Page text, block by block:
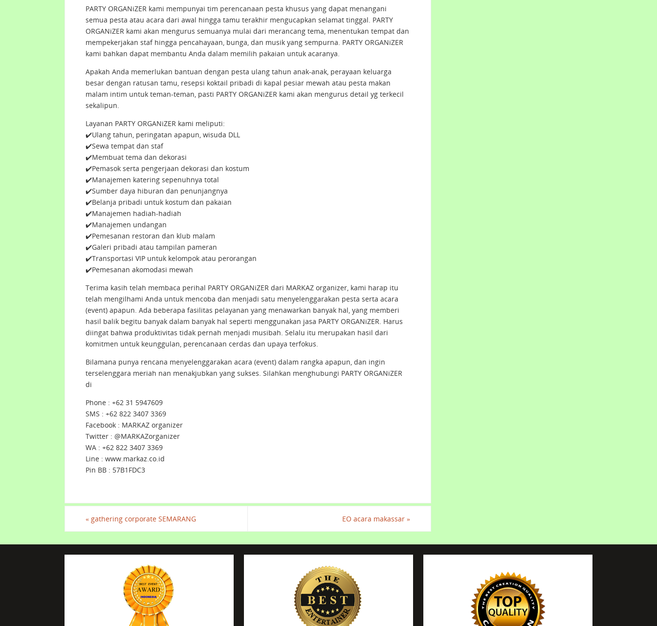
PARTY ORGANiZER kami mempunyai tim perencanaan pesta khusus yang dapat menangani
semua pesta atau acara dari awal hingga tamu terakhir mengucapkan selamat tinggal. PARTY
ORGANiZER kami akan mengurus semuanya mulai dari merancang tema, menentukan tempat dan
mempekerjakan staf hingga pencahayaan, bunga, dan musik yang sempurna. PARTY ORGANiZER
kami bahkan dapat membantu Anda dalam memilih pakaian untuk acaranya.
Apakah Anda memerlukan bantuan dengan pesta ulang tahun anak-anak, perayaan keluarga
besar dengan ratusan tamu, resepsi koktail pribadi di kapal pesiar mewah atau pesta makan
malam intim untuk teman-teman, pasti PARTY ORGANiZER kami akan mengurus detail yg terkecil
sekalipun.
Layanan PARTY ORGANiZER kami meliputi:
✔️Ulang tahun, peringatan apapun, wisuda DLL
✔️Sewa tempat dan staf
✔️Membuat tema dan dekorasi
✔️Pemasok serta pengerjaan dekorasi dan kostum
✔️Manajemen katering sepenuhnya total
✔️Sumber daya hiburan dan penunjangnya
✔️Belanja pribadi untuk kostum dan pakaian
✔️Manajemen hadiah-hadiah
✔️Manajemen undangan
✔️Pemesanan restoran dan klub malam
✔️Galeri pribadi atau tampilan pameran
✔️Transportasi VIP untuk kelompok atau perorangan
✔️Pemesanan akomodasi mewah
Terima kasih telah membaca perihal PARTY ORGANiZER dari MARKAZ organizer, kami harap itu
telah mengilhami Anda untuk mencoba dan menjadi satu menyelenggarakan pesta serta acara
(event) apapun. Ada beberapa fasilitas pelayanan yang menawarkan banyak hal, yang memberi
hasil balik begitu banyak dalam banyak hal seperti menggunakan jasa PARTY ORGANiZER. Harus
diingat bahwa produktivitas tidak pernah menjadi musibah. Selalu itu merupakan hasil dari
komitmen untuk keunggulan, perencanaan cerdas dan upaya terfokus.
Bilamana punya rencana menyelenggarakan acara (event) dalam rangka apapun, dan ingin
terselenggara meriah nan menakjubkan yang sukses. Silahkan menghubungi PARTY ORGANiZER
di
Phone : +62 31 5947609
SMS : +62 822 3407 3369
Facebook : MARKAZ organizer
Twitter : @MARKAZorganizer
WA : +62 822 3407 3369
Line : www.markaz.co.id
Pin BB : 57B1FDC3
« gathering corporate SEMARANG EO acara makassar »